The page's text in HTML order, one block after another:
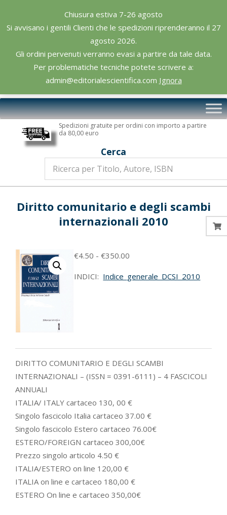
Chiusura estiva 7-26 agosto
Si avvisano i gentili Clienti che le spedizioni riprenderanno il 27
agosto 2026.
Gli ordini pervenuti verranno evasi a partire da tale data.
Per problematiche tecniche potete scrivere a:
admin@editorialescientifica.com Ignora
content
Editoriale
Scientifica
Primary
Navigation
Spedizioni gratuite per ordini con importo a partire
da 80,00 euro
Cerca
Diritto comunitario e degli scambi
internazionali 2010
€4.50 - €350.00
prezzo:
INDICI: Indice_generale_DCSI_2010
DIRITTO COMUNITARIO E DEGLI SCAMBI
INTERNAZIONALI – (ISSN = 0391-6111) – 4 FASCICOLI
ANNUALI
ITALIA/ ITALY cartaceo 130, 00 €
Singolo fascicolo Italia cartaceo 37.00 €
Singolo fascicolo Estero cartaceo 76.00€
ESTERO/FOREIGN cartaceo 300,00€
Prezzo singolo articolo 4.50 €
ITALIA/ESTERO on line 120,00 €
ITALIA on line e cartaceo 180,00 €
ESTERO On line e cartaceo 350,00€